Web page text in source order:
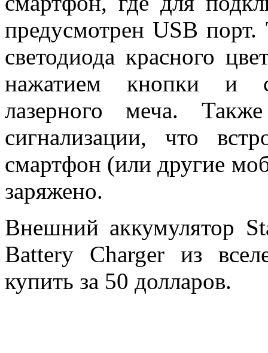
предусмотрен USB
светодиода красного
нажатием кнопки и
лазерного меча.
сигнализации, что
смартфон (или другие
заряжено.
Внешний аккумулятор
Battery Charger из
купить за 50 долларов.